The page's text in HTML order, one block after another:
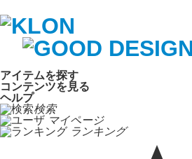
アイテムを探す
コンテンツを見る
ヘルプ
検索
マイページ
ランキング